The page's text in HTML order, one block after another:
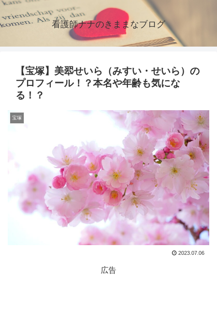
看護師ナナのきままなブログ
【宝塚】美翆せいら（みすい・せいら）の
プロフィール！？本名や年齢も気にな
る！？
宝塚
2023.07.06
広告